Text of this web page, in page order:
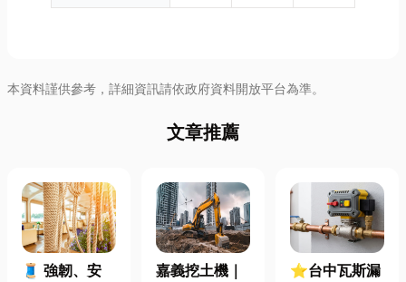
本資料謹供參考，詳細資訊請依政府資料開放平台為準。
文章推薦
🧵 強韌、安
嘉義挖土機｜
⭐台中瓦斯漏